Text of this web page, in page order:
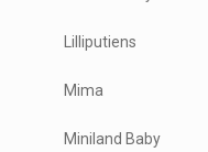
Lilliputiens
Mima
Miniland Baby